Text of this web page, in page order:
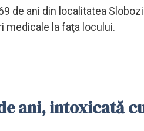
de ani din localitatea
medicale la faţa locului.
ani, intoxicată